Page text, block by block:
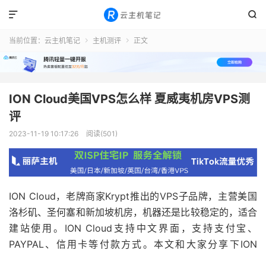


当前位置： 云主机笔记  主机测评  正文
ION Cloud美国VPS怎么样 夏威夷机房VPS测
评
2023-11-19 10:17:26 阅读(501)
ION Cloud，老牌商家Krypt推出的VPS子品牌，主营美国
洛杉矶、圣何塞和新加坡机房，机器还是比较稳定的，适合
建站使用。ION Cloud支持中文界面，支持支付宝、
PAYPAL、信用卡等付款方式。本文和大家分享下ION